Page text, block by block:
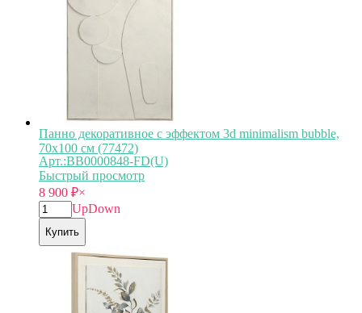
Панно декоративное с эффектом 3d minimalism bubble,
70х100 см (77472)
Арт.:BB0000848-FD(U)
Быстрый просмотр
8 900 ₽×
UpDown
Купить